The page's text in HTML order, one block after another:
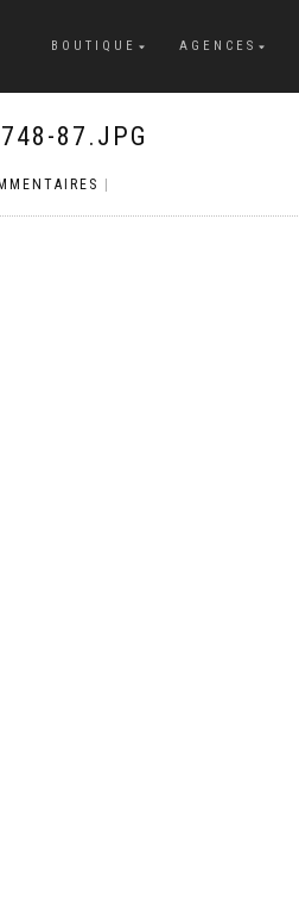
BOUTIQUE AGENCES
87.JPG